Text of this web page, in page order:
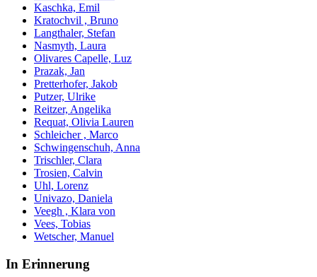
Kaschka, Emil
Kratochvil , Bruno
Langthaler, Stefan
Nasmyth, Laura
Olivares Capelle, Luz
Prazak, Jan
Pretterhofer, Jakob
Putzer, Ulrike
Reitzer, Angelika
Requat, Olivia Lauren
Schleicher , Marco
Schwingenschuh, Anna
Trischler, Clara
Trosien, Calvin
Uhl, Lorenz
Univazo, Daniela
Veegh , Klara von
Vees, Tobias
Wetscher, Manuel
In Erinnerung